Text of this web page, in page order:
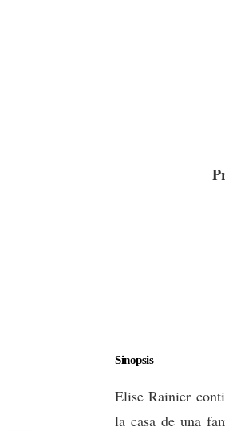
Sinopsis
Elise Rainier
la casa de una